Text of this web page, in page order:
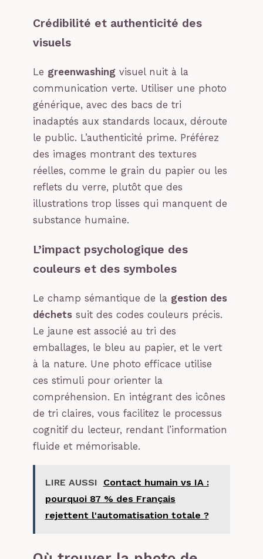
Crédibilité et authenticité des
visuels
Le greenwashing visuel nuit à la
communication verte. Utiliser une photo
générique, avec des bacs de tri
inadaptés aux standards locaux, déroute
le public. L’authenticité prime. Préférez
des images montrant des textures
réelles, comme le grain du papier ou les
reflets du verre, plutôt que des
illustrations trop lisses qui manquent de
substance humaine.
L’impact psychologique des
couleurs et des symboles
Le champ sémantique de la gestion des
déchets suit des codes couleurs précis.
Le jaune est associé au tri des
emballages, le bleu au papier, et le vert
à la nature. Une photo efficace utilise
ces stimuli pour orienter la
compréhension. En intégrant des icônes
de tri claires, vous facilitez le processus
cognitif du lecteur, rendant l’information
fluide et mémorisable.
LIRE AUSSI
Contact humain vs IA :
pourquoi 87 % des Français
rejettent l'automatisation totale ?